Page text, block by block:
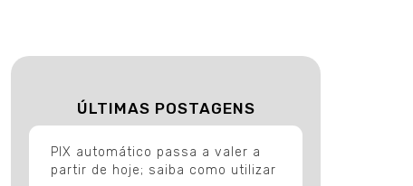
ÚLTIMAS POSTAGENS
PIX automático passa a valer a
partir de hoje; saiba como utilizar